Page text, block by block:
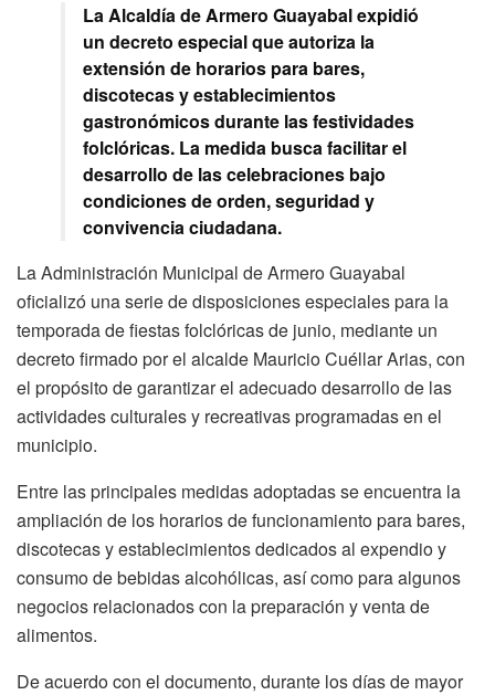
La Alcaldía de Armero Guayabal expidió
un decreto especial que autoriza la
extensión de horarios para bares,
discotecas y establecimientos
gastronómicos durante las festividades
folclóricas. La medida busca facilitar el
desarrollo de las celebraciones bajo
condiciones de orden, seguridad y
convivencia ciudadana.
La Administración Municipal de Armero Guayabal
oficializó una serie de disposiciones especiales para la
temporada de fiestas folclóricas de junio, mediante un
decreto firmado por el alcalde Mauricio Cuéllar Arias, con
el propósito de garantizar el adecuado desarrollo de las
actividades culturales y recreativas programadas en el
municipio.
Entre las principales medidas adoptadas se encuentra la
ampliación de los horarios de funcionamiento para bares,
discotecas y establecimientos dedicados al expendio y
consumo de bebidas alcohólicas, así como para algunos
negocios relacionados con la preparación y venta de
alimentos.
De acuerdo con el documento, durante los días de mayor